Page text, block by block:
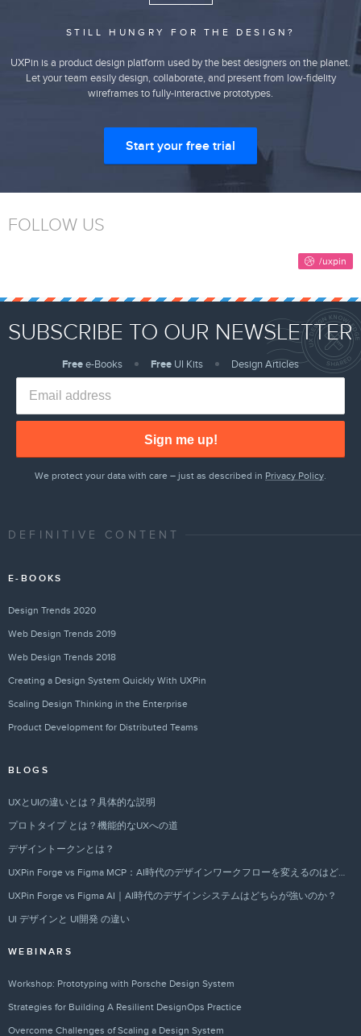
STILL HUNGRY FOR THE DESIGN?
UXPin is a product design platform used by the best designers on the planet.
Let your team easily design, collaborate, and present from low-fidelity
wireframes to fully-interactive prototypes.
Start your free trial
FOLLOW US
SUBSCRIBE TO OUR NEWSLETTER
Freee-Books Free UI Kits Design Articles
Sign me up!
We protect your data with care – just as described in Privacy Policy.
DEFINITIVE CONTENT
E-BOOKS
Design Trends 2020
Web Design Trends 2019
Web Design Trends 2018
Creating a Design System Quickly With UXPin
Scaling Design Thinking in the Enterprise
Product Development for Distributed Teams
BLOGS
UXとUIの違いとは？具体的な説明
プロトタイプ とは？機能的なUXへの道
デザイントークンとは？
UXPin Forge vs Figma MCP：AI時代のデザインワークフローを変えるのはどちらか？
UXPin Forge vs Figma AI｜AI時代のデザインシステムはどちらが強いのか？
UI デザインと UI開発 の違い
WEBINARS
Workshop: Prototyping with Porsche Design System
Strategies for Building A Resilient DesignOps Practice
Overcome Challenges of Scaling a Design System